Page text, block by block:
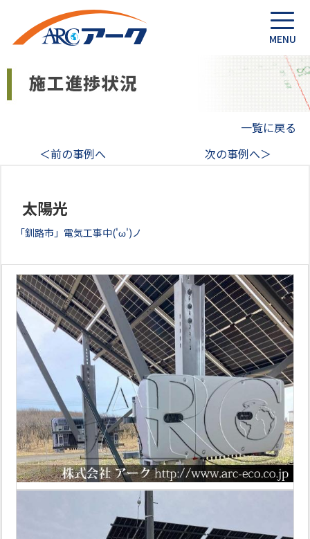
一覧に戻る
＜前の事例へ
次の事例へ＞
太陽光
「釧路市」電気工事中('ω')ノ